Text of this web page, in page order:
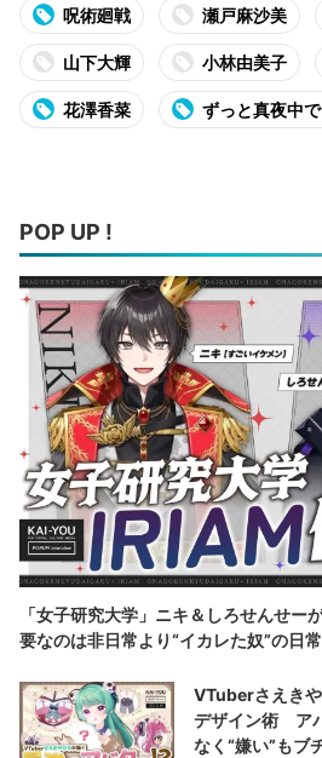
呪術廻戦 瀬戸麻沙美
山下大輝 小林由美子
花澤香菜 ずっと真夜中で
POP UP !
「女子研究大学」ニキ＆しろせんせ
要なのは非日常より“イカレた奴”の日常
VTuberさえき
デザイン術 ア
なく“嫌い”もブ